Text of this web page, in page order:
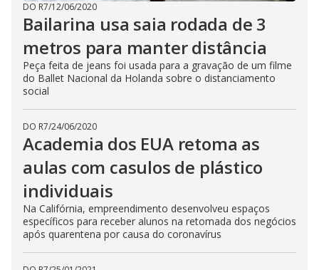
DO R7/12/06/2020
Bailarina usa saia rodada de 3
metros para manter distância
Peça feita de jeans foi usada para a gravação de um filme
do Ballet Nacional da Holanda sobre o distanciamento
social
DO R7/24/06/2020
Academia dos EUA retoma as
aulas com casulos de plástico
individuais
Na Califórnia, empreendimento desenvolveu espaços
específicos para receber alunos na retomada dos negócios
após quarentena por causa do coronavírus